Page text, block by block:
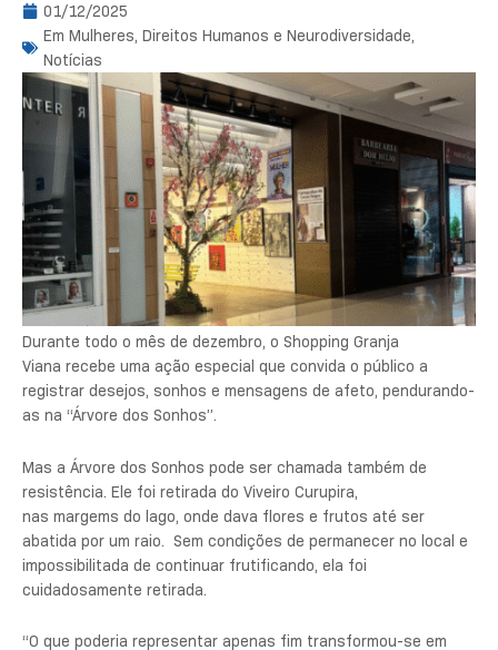
01/12/2025
Em Mulheres, Direitos Humanos e Neurodiversidade,
Notícias
Durante todo o mês de dezembro, o Shopping Granja
Viana recebe uma ação especial que convida o público a
registrar desejos, sonhos e mensagens de afeto, pendurando-
as na “Árvore dos Sonhos”.
Mas a Árvore dos Sonhos pode ser chamada também de
resistência. Ele foi retirada do Viveiro Curupira,
nas margems do lago, onde dava flores e frutos até ser
abatida por um raio. Sem condições de permanecer no local e
impossibilitada de continuar frutificando, ela foi
cuidadosamente retirada.
“O que poderia representar apenas fim transformou-se em